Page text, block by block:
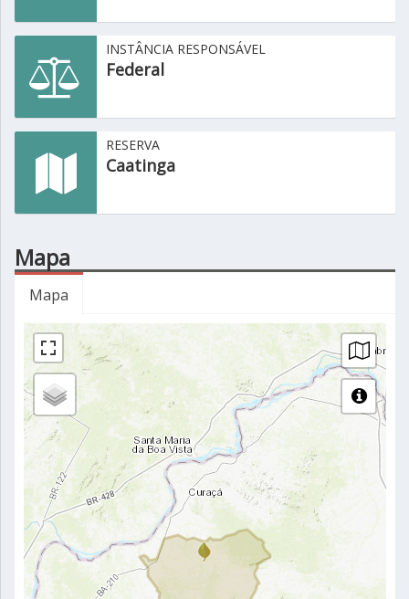
INSTÂNCIA RESPONSÁVEL
Federal
RESERVA
Caatinga
Mapa
Mapa